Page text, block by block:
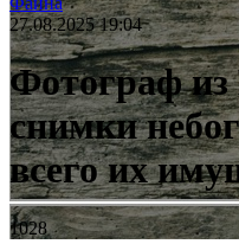
27.08.2025 19:04
Фотограф из
снимки
всего их
1028